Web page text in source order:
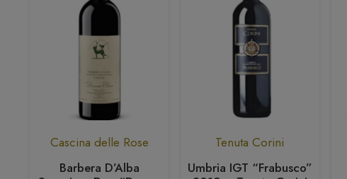
Cascina delle Rose
Barbera D’Alba
Tenuta Corini
Umbria IGT “Frabusco”